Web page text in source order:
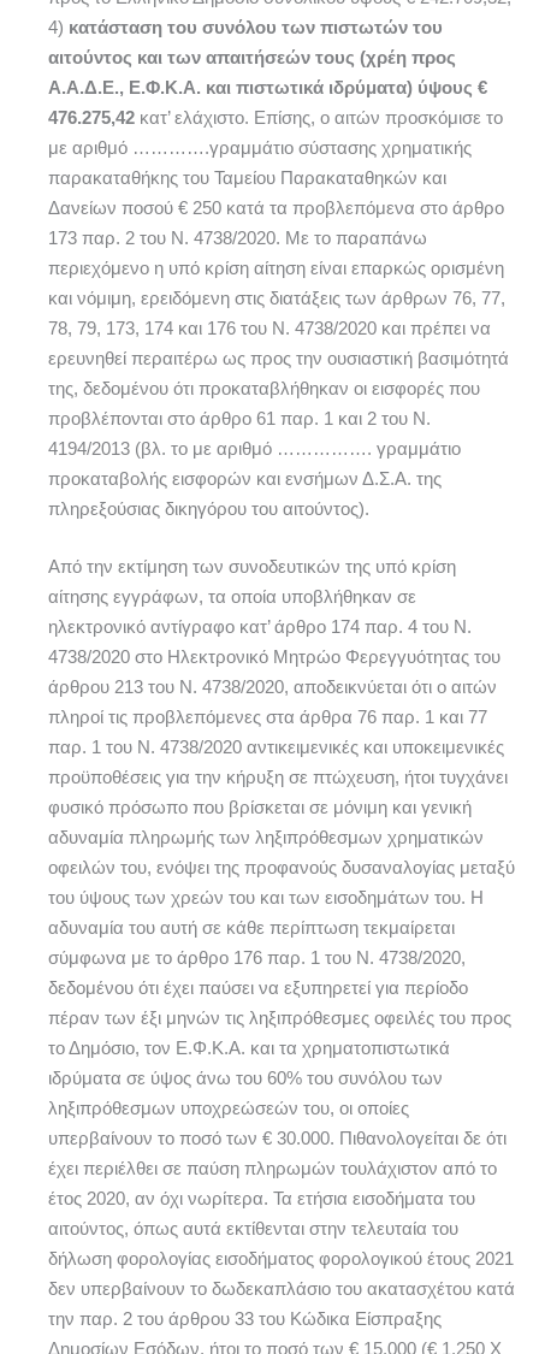
4) κατάσταση του συνόλου των πιστωτών του
αιτούντος και των απαιτήσεών τους (χρέη προς
Α.Α.Δ.Ε., Ε.Φ.Κ.Α. και πιστωτικά ιδρύματα) ύψους €
476.275,42 κατ’ ελάχιστο. Επίσης, ο αιτών προσκόμισε το
με αριθμό ………….γραμμάτιο σύστασης χρηματικής
παρακαταθήκης του Ταμείου Παρακαταθηκών και
Δανείων ποσού € 250 κατά τα προβλεπόμενα στο άρθρο
173 παρ. 2 του Ν. 4738/2020. Με το παραπάνω
περιεχόμενο η υπό κρίση αίτηση είναι επαρκώς ορισμένη
και νόμιμη, ερειδόμενη στις διατάξεις των άρθρων 76, 77,
78, 79, 173, 174 και 176 του Ν. 4738/2020 και πρέπει να
ερευνηθεί περαιτέρω ως προς την ουσιαστική βασιμότητά
της, δεδομένου ότι προκαταβλήθηκαν οι εισφορές που
προβλέπονται στο άρθρο 61 παρ. 1 και 2 του Ν.
4194/2013 (βλ. το με αριθμό ……………. γραμμάτιο
προκαταβολής εισφορών και ενσήμων Δ.Σ.Α. της
πληρεξούσιας δικηγόρου του αιτούντος).
Από την εκτίμηση των συνοδευτικών της υπό κρίση
αίτησης εγγράφων, τα οποία υποβλήθηκαν σε
ηλεκτρονικό αντίγραφο κατ’ άρθρο 174 παρ. 4 του Ν.
4738/2020 στο Ηλεκτρονικό Μητρώο Φερεγγυότητας του
άρθρου 213 του Ν. 4738/2020, αποδεικνύεται ότι ο αιτών
πληροί τις προβλεπόμενες στα άρθρα 76 παρ. 1 και 77
παρ. 1 του Ν. 4738/2020 αντικειμενικές και υποκειμενικές
προϋποθέσεις για την κήρυξη σε πτώχευση, ήτοι τυγχάνει
φυσικό πρόσωπο που βρίσκεται σε μόνιμη και γενική
αδυναμία πληρωμής των ληξιπρόθεσμων χρηματικών
οφειλών του, ενόψει της προφανούς δυσαναλογίας μεταξύ
του ύψους των χρεών του και των εισοδημάτων του. Η
αδυναμία του αυτή σε κάθε περίπτωση τεκμαίρεται
σύμφωνα με το άρθρο 176 παρ. 1 του Ν. 4738/2020,
δεδομένου ότι έχει παύσει να εξυπηρετεί για περίοδο
πέραν των έξι μηνών τις ληξιπρόθεσμες οφειλές του προς
το Δημόσιο, τον Ε.Φ.Κ.Α. και τα χρηματοπιστωτικά
ιδρύματα σε ύψος άνω του 60% του συνόλου των
ληξιπρόθεσμων υποχρεώσεών του, οι οποίες
υπερβαίνουν το ποσό των € 30.000. Πιθανολογείται δε ότι
έχει περιέλθει σε παύση πληρωμών τουλάχιστον από το
έτος 2020, αν όχι νωρίτερα. Τα ετήσια εισοδήματα του
αιτούντος, όπως αυτά εκτίθενται στην τελευταία του
δήλωση φορολογίας εισοδήματος φορολογικού έτους 2021
δεν υπερβαίνουν το δωδεκαπλάσιο του ακατασχέτου κατά
την παρ. 2 του άρθρου 33 του Κώδικα Είσπραξης
Δημοσίων Εσόδων, ήτοι το ποσό των € 15.000 (€ 1.250 Χ